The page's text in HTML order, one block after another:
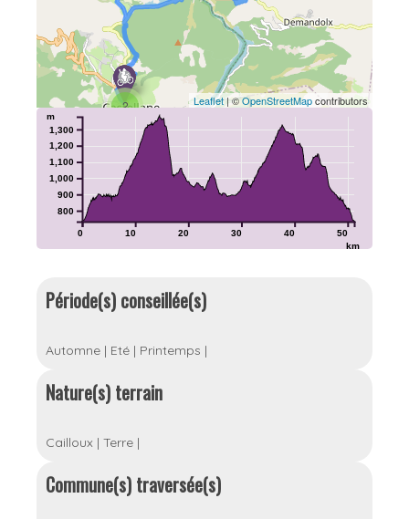
2 Leaflet| ©OpenStreetMapcontributors
0 10 20 30 40 50
km
800
900
1,000
1,100
1,200
1,300
m
Période(s) conseillée(s)
Automne | Eté | Printemps |
Nature(s) terrain
Cailloux | Terre |
Commune(s) traversée(s)